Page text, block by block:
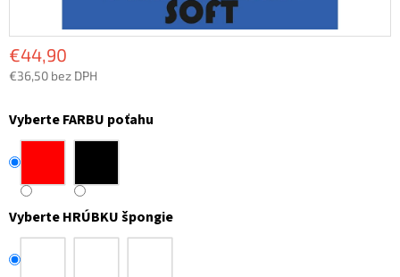
€44,90
€36,50 bez DPH
cena:
Vyberte FARBU poťahu
Vyberte HRÚBKU špongie